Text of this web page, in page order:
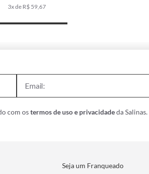
3x de R$ 59,67
com ostermos de uso e privacidadeda Salinas.
Seja um Franqueado